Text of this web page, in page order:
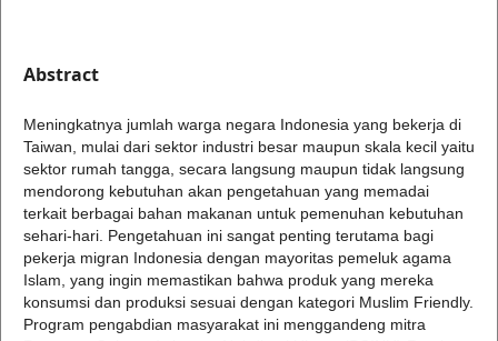
Abstract
Meningkatnya jumlah warga negara Indonesia yang bekerja di
Taiwan, mulai dari sektor industri besar maupun skala kecil yaitu
sektor rumah tangga, secara langsung maupun tidak langsung
mendorong kebutuhan akan pengetahuan yang memadai
terkait berbagai bahan makanan untuk pemenuhan kebutuhan
sehari-hari. Pengetahuan ini sangat penting terutama bagi
pekerja migran Indonesia dengan mayoritas pemeluk agama
Islam, yang ingin memastikan bahwa produk yang mereka
konsumsi dan produksi sesuai dengan kategori Muslim Friendly.
Program pengabdian masyarakat ini menggandeng mitra